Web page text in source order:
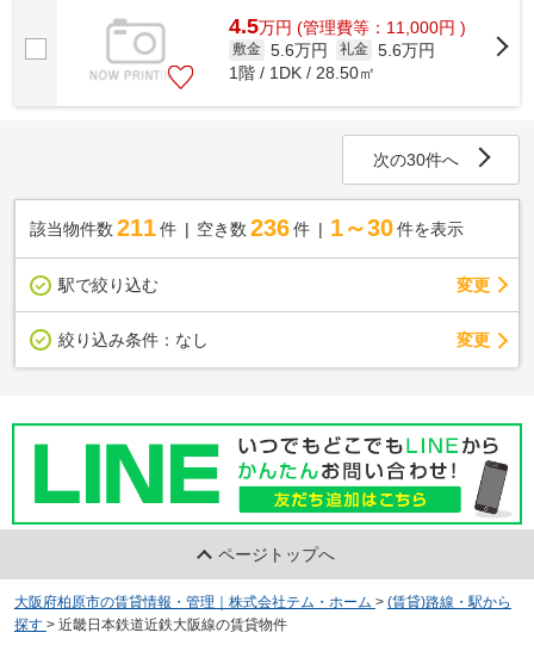
4.5万円 (管理費等：11,000円 )
敷金 5.6万円 礼金 5.6万円
1階 / 1DK / 28.50㎡
次の30件へ
該当物件数 211件 空き数 236 件 1～30 件を表示
駅で絞り込む 変更
絞り込み条件： なし 変更
ページトップへ
大阪府柏原市の賃貸情報・管理｜株式会社テム・ホーム > (賃貸)路線・駅から
探す > 近畿日本鉄道近鉄大阪線の賃貸物件